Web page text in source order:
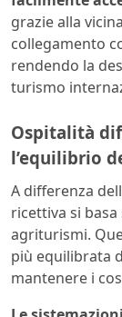
grazie alla
collegamento
rendendo la
turismo
Ospitalità
l’equilibrio
A differenza
ricettiva si
agriturismi.
più equilibrata
mantenere i